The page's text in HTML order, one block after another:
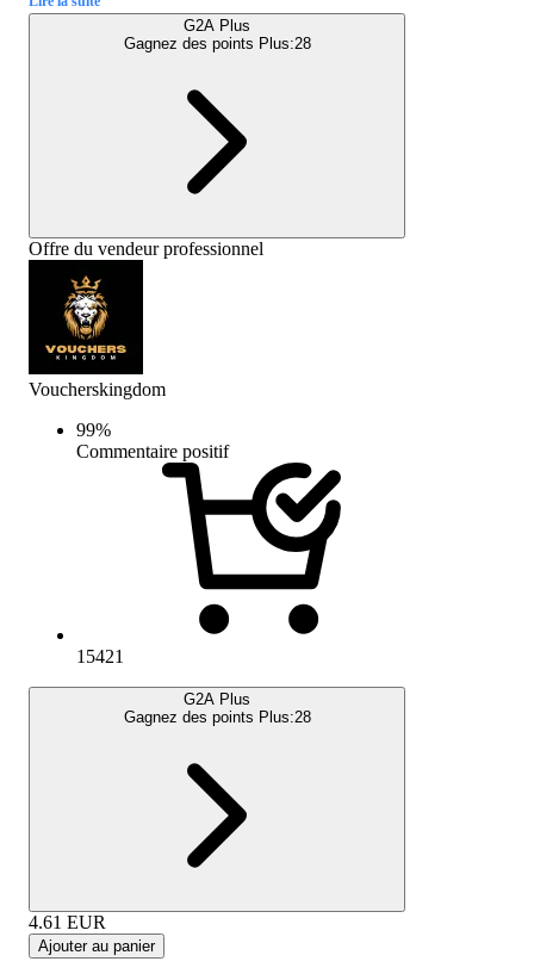
G2A Plus
Gagnez des points Plus:28
Offre du vendeur professionnel
Voucherskingdom
99%
Commentaire positif
15421
G2A Plus
Gagnez des points Plus:28
4.61 EUR
Ajouter au panier